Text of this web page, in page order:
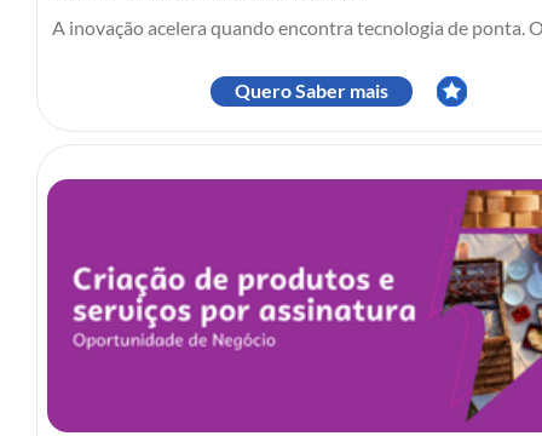
A inovação acelera quando encontra tecnologia de ponta.
Quero Saber mais